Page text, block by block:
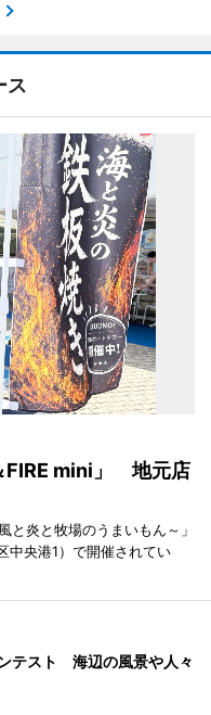
ス
FIRE mini」 地元店
と炎と牧場のうまいもん～」
中央港1）で開催されてい
テスト 海辺の風景や人々